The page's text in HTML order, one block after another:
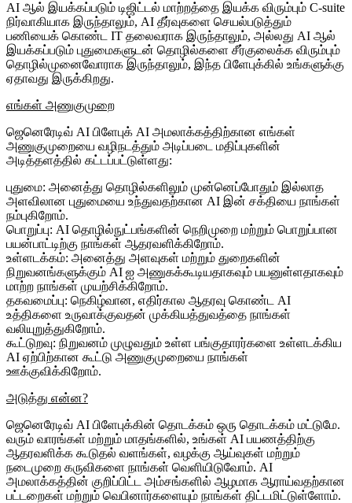
AI ஆல் இயக்கப்படும் டிஜிட்டல் மாற்றத்தை இயக்க விரும்பும் C-suite
நிர்வாகியாக இருந்தாலும், AI தீர்வுகளை செயல்படுத்தும்
பணியைக் கொண்ட IT தலைவராக இருந்தாலும், அல்லது AI ஆல்
இயக்கப்படும் புதுமைகளுடன் தொழில்களை சீர்குலைக்க விரும்பும்
தொழில்முனைவோராக இருந்தாலும், இந்த பிளேபுக்கில் உங்களுக்கு
ஏதாவது இருக்கிறது.
எங்கள் அணுகுமுறை
ஜெனெரேடிவ் AI பிளேபுக் AI அமலாக்கத்திற்கான எங்கள்
அணுகுமுறையை வழிநடத்தும் அடிப்படை மதிப்புகளின்
அடித்தளத்தில் கட்டப்பட்டுள்ளது:
புதுமை: அனைத்து தொழில்களிலும் முன்னெப்போதும் இல்லாத
அளவிலான புதுமையை உந்துவதற்கான AI இன் சக்தியை நாங்கள்
நம்புகிறோம்.
பொறுப்பு: AI தொழில்நுட்பங்களின் நெறிமுறை மற்றும் பொறுப்பான
பயன்பாட்டிற்கு நாங்கள் ஆதரவளிக்கிறோம்.
உள்ளடக்கம்: அனைத்து அளவுகள் மற்றும் துறைகளின்
நிறுவனங்களுக்கும் AI ஐ அணுகக்கூடியதாகவும் பயனுள்ளதாகவும்
மாற்ற நாங்கள் முயற்சிக்கிறோம்.
தகவமைப்பு: நெகிழ்வான, எதிர்கால ஆதரவு கொண்ட AI
உத்திகளை உருவாக்குவதன் முக்கியத்துவத்தை நாங்கள்
வலியுறுத்துகிறோம்.
கூட்டுறவு: நிறுவனம் முழுவதும் உள்ள பங்குதாரர்களை உள்ளடக்கிய
AI ஏற்பிற்கான கூட்டு அணுகுமுறையை நாங்கள்
ஊக்குவிக்கிறோம்.
அடுத்து என்ன?
ஜெனெரேடிவ் AI பிளேபுக்கின் தொடக்கம் ஒரு தொடக்கம் மட்டுமே.
வரும் வாரங்கள் மற்றும் மாதங்களில், உங்கள் AI பயணத்திற்கு
ஆதரவளிக்க கூடுதல் வளங்கள், வழக்கு ஆய்வுகள் மற்றும்
நடைமுறை கருவிகளை நாங்கள் வெளியிடுவோம். AI
அமலாக்கத்தின் குறிப்பிட்ட அம்சங்களில் ஆழமாக ஆராய்வதற்கான
பட்டறைகள் மற்றும் வெபினார்களையும் நாங்கள் திட்டமிட்டுள்ளோம்.